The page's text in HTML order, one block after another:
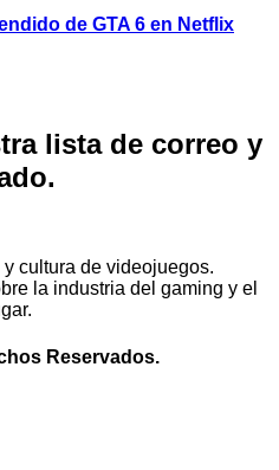
de GTA 6 en Netflix
lista de correo y
cultura de videojuegos.
la industria del gaming y el
Reservados.